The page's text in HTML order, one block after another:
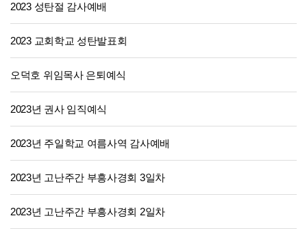
2023 성탄절 감사예배
2023 교회학교 성탄발표회
오덕호 위임목사 은퇴예식
2023년 권사 임직예식
2023년 주일학교 여름사역 감사예배
2023년 고난주간 부흥사경회 3일차
2023년 고난주간 부흥사경회 2일차